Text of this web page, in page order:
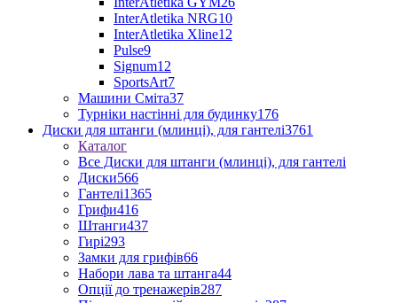
InterAtletika NRG10
InterAtletika Xline12
Pulse9
Signum12
SportsArt7
Машини Сміта37
Турніки настінні для будинку176
Диски для штанги (млинці), для гантелі3761
Каталог
Все Диски для штанги (млинці), для гантелі
Диски566
Гантелі1365
Грифи416
Штанги437
Гирі293
Замки для грифів66
Набори лава та штанга44
Опції до тренажерів287